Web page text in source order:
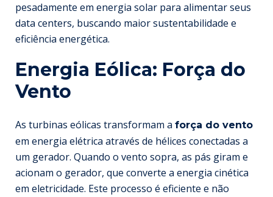
pesadamente em energia solar para alimentar seus
data centers, buscando maior sustentabilidade e
eficiência energética.
Energia Eólica: Força do
Vento
As turbinas eólicas transformam a força do vento
em energia elétrica através de hélices conectadas a
um gerador. Quando o vento sopra, as pás giram e
acionam o gerador, que converte a energia cinética
em eletricidade. Este processo é eficiente e não